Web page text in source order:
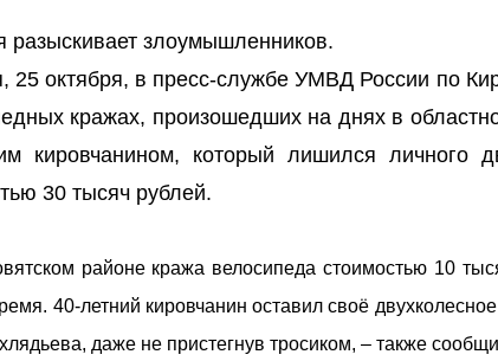
разыскивает злоумышленников.
25 октября, в пресс-службе УМВД России по
кражах, произошедших на днях в
кировчанином, который лишился личного
30 тысяч рублей.
районе кража велосипеда стоимостью 10
40-летний кировчанин оставил своё
даже не пристегнув тросиком, – также